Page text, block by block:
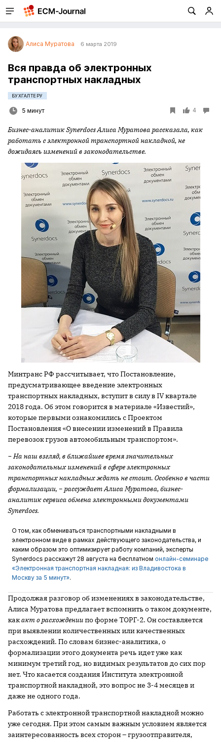
Алиса Муратова 6 марта 2019
Вся правда об электронных
транспортных накладных
БУХГАЛТЕРУ
5 минут 4
Бизнес-аналитикSynerdocsАлиса Муратова рассказала, как
работать с электронной транспортной накладной, не
дожидаясь изменений в законодательстве.
Минтранс РФ рассчитывает, что Постановление,
предусматривающее введение электронных
транспортных накладных, вступит в силу в IV квартале
2018 года. Об этом говорится в материале «Известий»,
которые первыми ознакомились с Проектом
Постановления «О внесении изменений в Правила
перевозок грузов автомобильным транспортом».
− На наш взгляд, в ближайшее время значительных
законодательных изменений в сфере электронных
транспортных накладных ждать не стоит. Особенно в части
формализации, − рассуждает Алиса Муратова, бизнес-
аналитик сервиса обмена электронными документами
Synerdocs.
О том, как обмениваться транспортными накладными в
электронном виде в рамках действующего законодательства, и
каким образом это оптимизирует работу компаний, эксперты
Synerdocs расскажут 28 августа на бесплатном онлайн-семинаре
«Электронная транспортная накладная: из Владивостока в
Москву за 5 минут».
Продолжая разговор об изменениях в законодательстве,
Алиса Муратова предлагает вспомнить о таком документе,
какакт о расхождениипо форме ТОРГ-2. Он составляется
при выявлении количественных или качественных
расхождений. По словам бизнес-аналитика, о
формализации этого документа речь идет уже как
минимум третий год, но видимых результатов до сих пор
нет. Что касается создания Института электронной
транспортной накладной, это вопрос не 3-4 месяцев и
даже не одного года.
Работать с электронной транспортной накладной можно
уже сегодня. При этом самым важным условием является
заинтересованность всех сторон – грузоотправителя,